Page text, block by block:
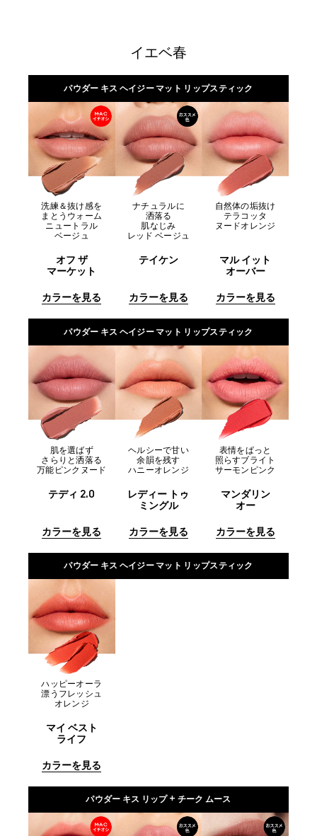
イエベ春
パウダー キス ヘイジー マット リップスティック
洗練＆抜け感を
まとうウォーム
ニュートラル
ベージュ
オフ ザ
マーケット
カラーを見る
ナチュラルに
洒落る
肌なじみ
レッド ベージュ
テイケン
カラーを見る
自然体の垢抜け
テラコッタ
ヌードオレンジ
マル イット
オーバー
カラーを見る
パウダー キス ヘイジー マット リップスティック
肌を選ばず
さらりと洒落る
万能ピンクヌード
テディ 2.0
カラーを見る
ヘルシーで甘い
余韻を残す
ハニーオレンジ
レディー トゥ
ミングル
カラーを見る
表情をぱっと
照らすブライト
サーモンピンク
マンダリン
オー
カラーを見る
パウダー キス ヘイジー マット リップスティック
ハッピーオーラ
漂うフレッシュ
オレンジ
マイ ベスト
ライフ
カラーを見る
パウダー キス リップ + チーク ムース